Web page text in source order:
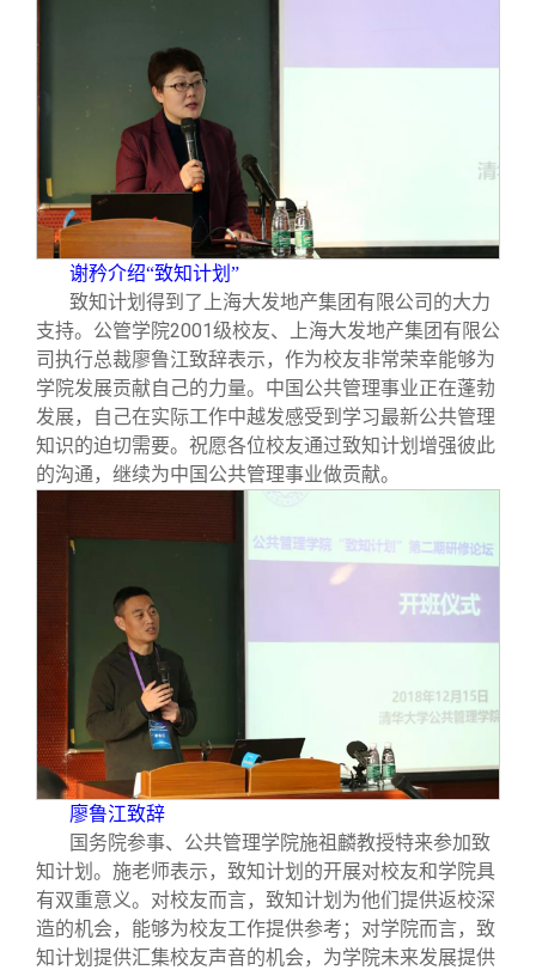
谢矜介绍“致知计划”
致知计划得到了上海大发地产集团有限公司的大力
支持。公管学院2001级校友、上海大发地产集团有限公
司执行总裁廖鲁江致辞表示，作为校友非常荣幸能够为
学院发展贡献自己的力量。中国公共管理事业正在蓬勃
发展，自己在实际工作中越发感受到学习最新公共管理
知识的迫切需要。祝愿各位校友通过致知计划增强彼此
的沟通，继续为中国公共管理事业做贡献。
廖鲁江致辞
国务院参事、公共管理学院施祖麟教授特来参加致
知计划。施老师表示，致知计划的开展对校友和学院具
有双重意义。对校友而言，致知计划为他们提供返校深
造的机会，能够为校友工作提供参考；对学院而言，致
知计划提供汇集校友声音的机会，为学院未来发展提供